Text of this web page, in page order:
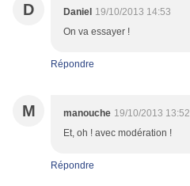
D Daniel 19/10/2013 14:53
On va essayer !
Répondre
M manouche 19/10/2013 13:52
Et, oh ! avec modération !
Répondre